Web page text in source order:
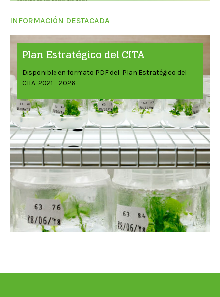
INFORMACIÓN DESTACADA
Plan Estratégico del CITA
Disponible en formato PDF del Plan Estratégico del
CITA 2021 – 2026